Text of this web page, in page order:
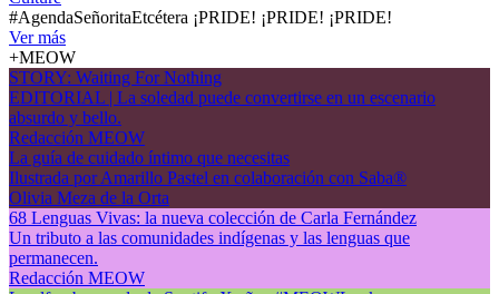
#AgendaSeñoritaEtcétera ¡PRIDE! ¡PRIDE! ¡PRIDE!
Ver más
+MEOW
STORY: Waiting For Nothing
EDITORIAL | La soledad puede convertirse en un escenario
absurdo y bello.
Redacción MEOW
La guía de cuidado íntimo que necesitas
Ilustrada por Amarillo Pastel en colaboración con Saba®
Olivia Meza de la Orta
68 Lenguas Vivas: la nueva colección de Carla Fernández
Un tributo a las comunidades indígenas y las lenguas que
permanecen.
Redacción MEOW